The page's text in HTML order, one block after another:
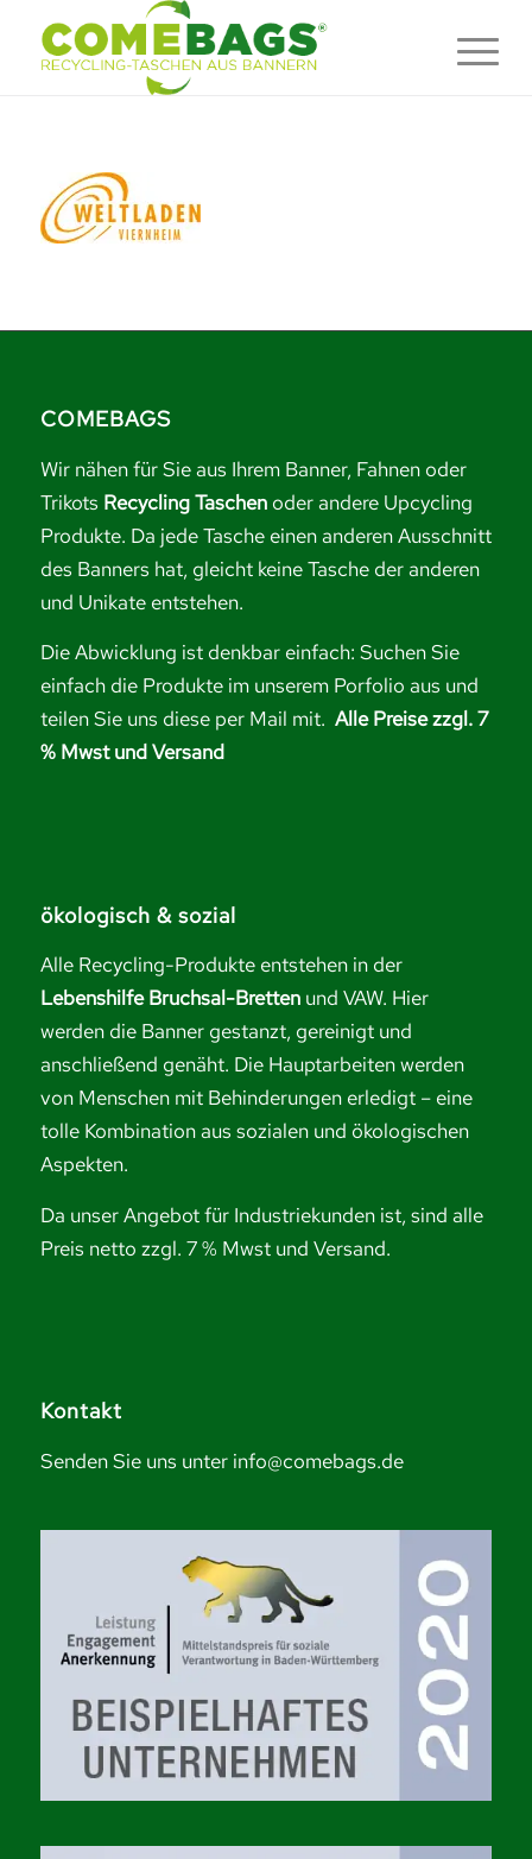
COMEBAGS
Wir nähen für Sie aus Ihrem Banner, Fahnen oder
Trikots Recycling Taschenoder andere Upcycling
Produkte. Da jede Tasche einen anderen Ausschnitt
des Banners hat, gleicht keine Tasche der anderen
und Unikate entstehen.
Die Abwicklung ist denkbar einfach: Suchen Sie
einfach die Produkte im unserem Porfolio aus und
teilen Sie uns diese per Mail mit. Alle Preise zzgl. 7
% Mwst und Versand
ökologisch & sozial
Alle Recycling-Produkte entstehen in der
Lebenshilfe Bruchsal-Bretten und VAW. Hier
werden die Banner gestanzt, gereinigt und
anschließend genäht. Die Hauptarbeiten werden
von Menschen mit Behinderungen erledigt – eine
tolle Kombination aus sozialen und ökologischen
Aspekten.
Da unser Angebot für Industriekunden ist, sind alle
Preis netto zzgl. 7 % Mwst und Versand.
Kontakt
Senden Sie uns unter info@comebags.de